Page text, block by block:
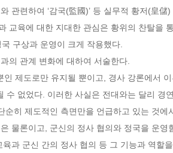
관련하여 ‘감국(監國)’ 등 실무적 황저(皇
교육에 대한 지대한 관심은 황위의 찬탈을
구상과 운영이 크게 작용했다.
의 관계 변화에 대하여 서술한다.
제도로만 유지될 뿐이고, 경사 강론에서
수 없었다. 이러한 사실은 전대와는 달리 경
히 제도적인 측면만을 언급하고 있는 것
물론이고, 군신의 정사 협의와 정국을 운
과 군신 간의 정사 협의 등 그 기능과 역할